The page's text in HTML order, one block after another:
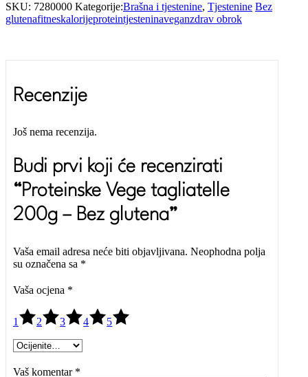
SKU: 7280000 Kategorije:Brašna i tjestenine, Tjestenine Bez
glutenafitneskalorijeproteintjesteninaveganzdrav obrok
Recenzije
Još nema recenzija.
Budi prvi koji će recenzirati
“Proteinske Vege tagliatelle
200g – Bez glutena”
Vaša email adresa neće biti objavljivana. Neophodna polja
su označena sa *
Vaša ocjena *
1 2 3 4 5
Vaš komentar *